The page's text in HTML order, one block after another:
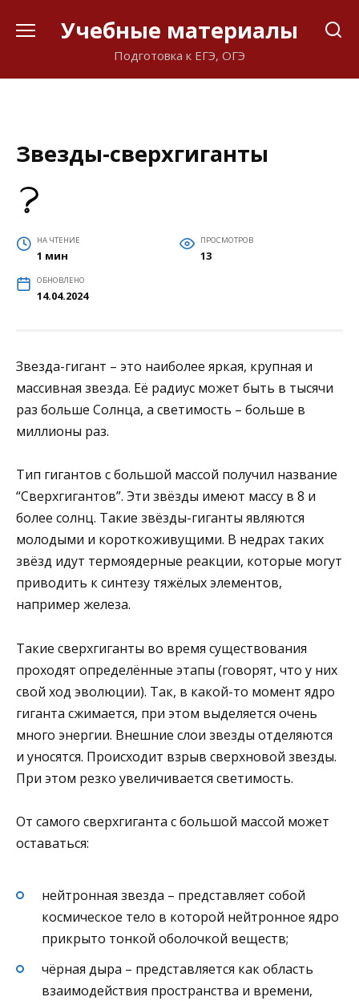
Учебные материалы
Подготовка к ЕГЭ, ОГЭ
Звезды-сверхгиганты
НА ЧТЕНИЕ
1 мин
ПРОСМОТРОВ
13
ОБНОВЛЕНО
14.04.2024
Звезда-гигант – это наиболее яркая, крупная и
массивная звезда. Её радиус может быть в тысячи
раз больше Солнца, а светимость – больше в
миллионы раз.
Тип гигантов с большой массой получил название
“Сверхгигантов”. Эти звёзды имеют массу в 8 и
более солнц. Такие звёзды-гиганты являются
молодыми и короткоживущими. В недрах таких
звёзд идут термоядерные реакции, которые могут
приводить к синтезу тяжёлых элементов,
например железа.
Такие сверхгиганты во время существования
проходят определённые этапы (говорят, что у них
свой ход эволюции). Так, в какой-то момент ядро
гиганта сжимается, при этом выделяется очень
много энергии. Внешние слои звезды отделяются
и уносятся. Происходит взрыв сверхновой звезды.
При этом резко увеличивается светимость.
От самого сверхгиганта с большой массой может
оставаться:
нейтронная звезда – представляет собой
космическое тело в которой нейтронное ядро
прикрыто тонкой оболочкой веществ;
чёрная дыра – представляется как область
взаимодействия пространства и времени,